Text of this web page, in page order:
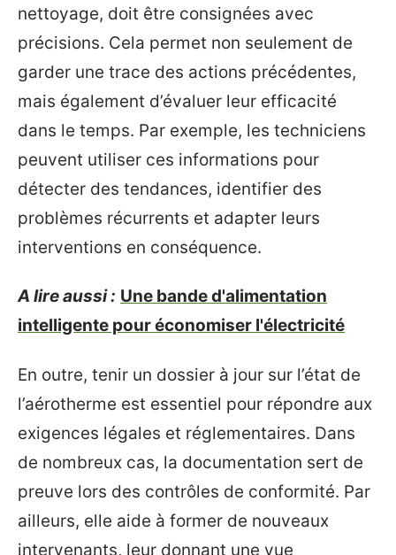
nettoyage, doit être consignées avec
précisions. Cela permet non seulement de
garder une trace des actions précédentes,
mais également d’évaluer leur efficacité
dans le temps. Par exemple, les techniciens
peuvent utiliser ces informations pour
détecter des tendances, identifier des
problèmes récurrents et adapter leurs
interventions en conséquence.
A lire aussi : Une bande d'alimentation
intelligente pour économiser l'électricité
En outre, tenir un dossier à jour sur l’état de
l’aérotherme est essentiel pour répondre aux
exigences légales et réglementaires. Dans
de nombreux cas, la documentation sert de
preuve lors des contrôles de conformité. Par
ailleurs, elle aide à former de nouveaux
intervenants, leur donnant une vue